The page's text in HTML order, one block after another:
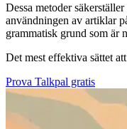
Dessa metoder
användningen av artiklar
grammatisk grund som är
Det mest effektiva sättet
Prova Talkpal gratis